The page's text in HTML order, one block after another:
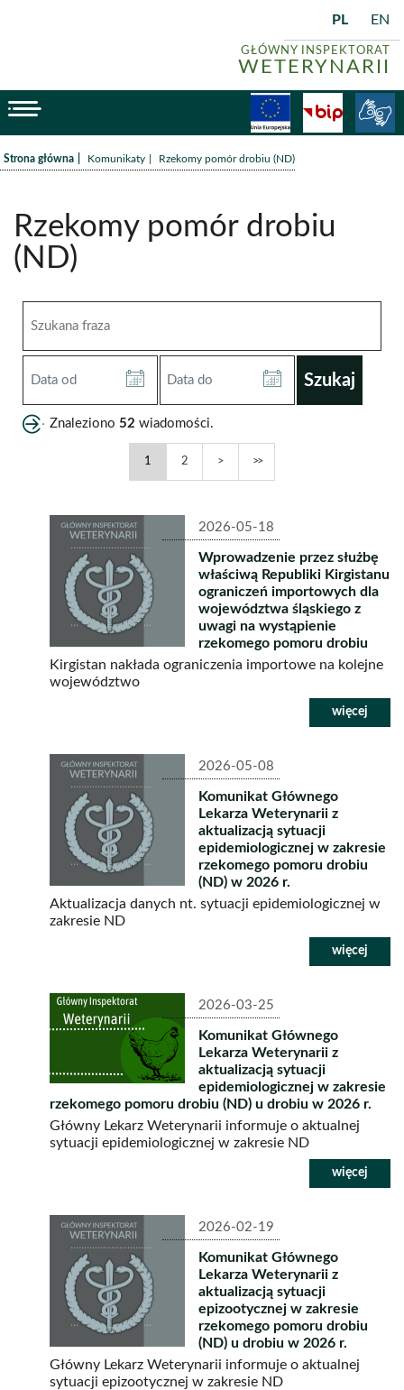
GŁÓWNY INSPEKTORAT
WETERYNARII
PL EN
BiP
Strona główna /Komunikaty /Rzekomy pomór drobiu (ND)
Rzekomy pomór drobiu
(ND)
(RRRR-
(RRRR-
MM-
DD)
Znaleziono 52 wiadomości.
Rzekomy
pomór
-
strona
1
Rzekomy
pomór
(ND)
strona
2 NastępnaOstatnia
2026-05-18
Wprowadzenie przez służbę
właściwą Republiki Kirgistanu
ograniczeń importowych dla
województwa śląskiego z
uwagi na wystąpienie
rzekomego pomoru drobiu
Kirgistan nakłada ograniczenia importowe na kolejne
województwo
2026-05-08
Komunikat Głównego
Lekarza Weterynarii z
aktualizacją sytuacji
epidemiologicznej w zakresie
rzekomego pomoru drobiu
(ND) w 2026 r.
Aktualizacja danych nt. sytuacji epidemiologicznej w
zakresie ND
2026-03-25
Komunikat Głównego
Lekarza Weterynarii z
aktualizacją sytuacji
epidemiologicznej w zakresie
rzekomego pomoru drobiu (ND) u drobiu w 2026 r.
Główny Lekarz Weterynarii informuje o aktualnej
sytuacji epidemiologicznej w zakresie ND
2026-02-19
Komunikat Głównego
Lekarza Weterynarii z
aktualizacją sytuacji
epizootycznej w zakresie
rzekomego pomoru drobiu
(ND) u drobiu w 2026 r.
Główny Lekarz Weterynarii informuje o aktualnej
sytuacji epizootycznej w zakresie ND